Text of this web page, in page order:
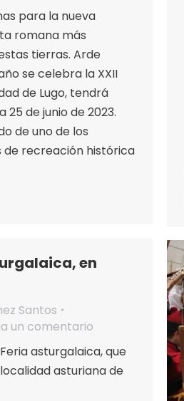
para la nueva
romana más
tierras. Arde
se celebra la XXII
de Lugo, tendrá
25 de junio de 2023.
de uno de los
de recreación histórica
en
Santos
un comentario
asturgalaica, que
asturiana de